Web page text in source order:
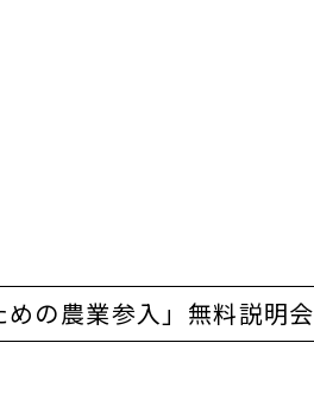
めの農業参入」無料説明会